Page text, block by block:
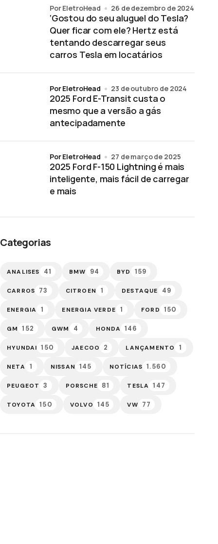
‘Gostou do seu aluguel do Tesla?
Quer ficar com ele? Hertz está
tentando descarregar seus
carros Tesla em locatários
por EletroHead 26 de dezembro de 2024
2025 Ford E-Transit custa o
mesmo que a versão a gás
antecipadamente
por EletroHead 23 de outubro de 2024
2025 Ford F-150 Lightning é mais
inteligente, mais fácil de carregar
e mais
por EletroHead 27 de março de 2025
Categorias
ANALISES 41 BMW 94 BYD 159
CARROS 73 CITROEN 1 DESTAQUE 49
ENERGIA 1 ENERGIA VERDE 1 FORD 150
GM 152 GWM 4 HONDA 146
HYUNDAI 150 JAECOO 2 LANÇAMENTO 1
NETA 1 NISSAN 145 NOTÍCIAS 1.560
PEUGEOT 3 PORSCHE 81 TESLA 147
TOYOTA 150 VOLVO 145 VW 77